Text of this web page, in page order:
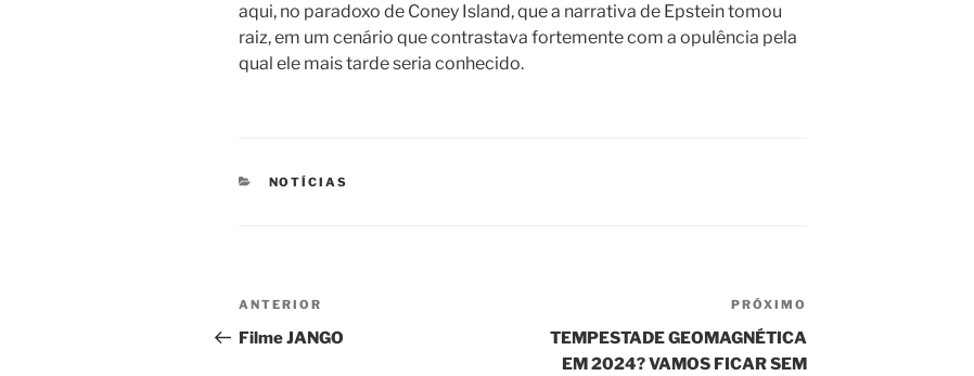
aqui, no paradoxo de Coney Island, que a narrativa de Epstein tomou
raiz, em um cenário que contrastava fortemente com a opulência pela
qual ele mais tarde seria conhecido.
CATEGORIAS
NOTÍCIAS
Navegação
de
Post
anterior
ANTERIOR
Filme JANGO
PRÓXIMO
TEMPESTADE GEOMAGNÉTICA
EM 2024? VAMOS FICAR SEM